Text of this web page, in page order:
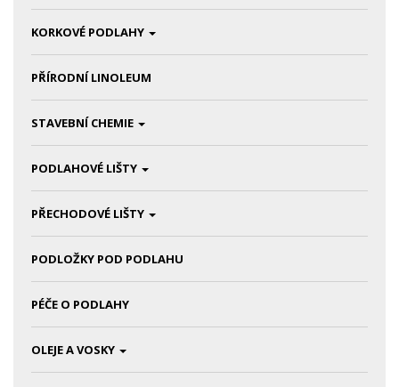
KORKOVÉ PODLAHY
PŘÍRODNÍ LINOLEUM
STAVEBNÍ CHEMIE
PODLAHOVÉ LIŠTY
PŘECHODOVÉ LIŠTY
PODLOŽKY POD PODLAHU
PÉČE O PODLAHY
OLEJE A VOSKY